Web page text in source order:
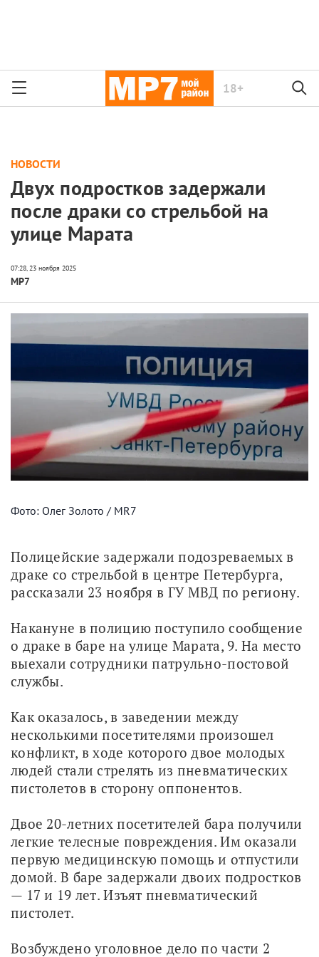
18+
НОВОСТИ
Двух подростков задержали
после драки со стрельбой на
улице Марата
МР7
Фото: Олег Золото / MR7
Полицейские задержали подозреваемых в
драке со стрельбой в центре Петербурга,
рассказали 23 ноября в ГУ МВД по региону.
Накануне в полицию поступило сообщение
о драке в баре на улице Марата, 9. На место
выехали сотрудники патрульно-постовой
службы.
Как оказалось, в заведении между
несколькими посетителями произошел
конфликт, в ходе которого двое молодых
людей стали стрелять из пневматических
пистолетов в сторону оппонентов.
Двое 20-летних посетителей бара получили
легкие телесные повреждения. Им оказали
первую медицинскую помощь и отпустили
домой. В баре задержали двоих подростков
— 17 и 19 лет. Изъят пневматический
пистолет.
Возбуждено уголовное дело по части 2